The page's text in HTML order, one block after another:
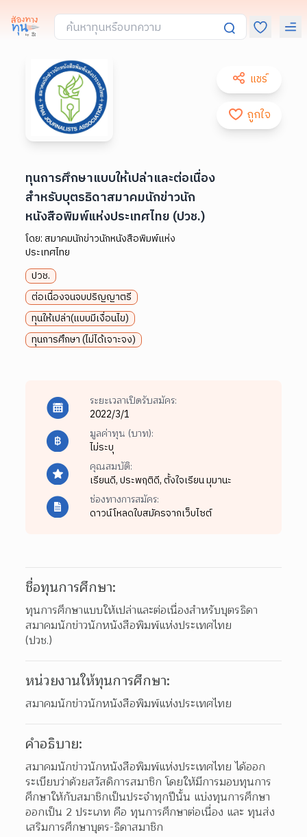
แชร์
ถูกใจ
ทุนการศึกษาแบบให้เปล่าและต่อเนื่อง
สำหรับบุตรธิดาสมาคมนักข่าวนัก
หนังสือพิมพ์แห่งประเทศไทย (ปวช.)
โดย:สมาคมนักข่าวนักหนังสือพิมพ์แห่ง
ประเทศไทย
ปวช.
ต่อเนื่องจนจบปริญญาตรี
ทุนให้เปล่า(แบบมีเงื่อนไข)
ทุนการศึกษา (ไม่ได้เจาะจง)
ระยะเวลาเปิดรับสมัคร:
2022/3/1
มูลค่าทุน (บาท):
ไม่ระบุ
คุณสมบัติ:
เรียนดี,ประพฤติดี,ตั้งใจเรียน มุมานะ
ช่องทางการสมัคร:
ดาวน์โหลดใบสมัครจากเว็บไซต์
ชื่อทุนการศึกษา:
ทุนการศึกษาแบบให้เปล่าและต่อเนื่องสำหรับบุตรธิดา
สมาคมนักข่าวนักหนังสือพิมพ์แห่งประเทศไทย
(ปวช.)
หน่วยงานให้ทุนการศึกษา:
สมาคมนักข่าวนักหนังสือพิมพ์แห่งประเทศไทย
คำอธิบาย:
สมาคมนักข่าวนักหนังสือพิมพ์แห่งประเทศไทย ได้ออก
ระเบียบว่าด้วยสวัสดิการสมาชิก โดยให้มีการมอบทุนการ
ศึกษาให้กับสมาชิกเป็นประจำทุกปีนั้น แบ่งทุนการศึกษา
ออกเป็น 2 ประเภท คือ ทุนการศึกษาต่อเนื่อง และ ทุนส่ง
เสริมการศึกษาบุตร-ธิดาสมาชิก